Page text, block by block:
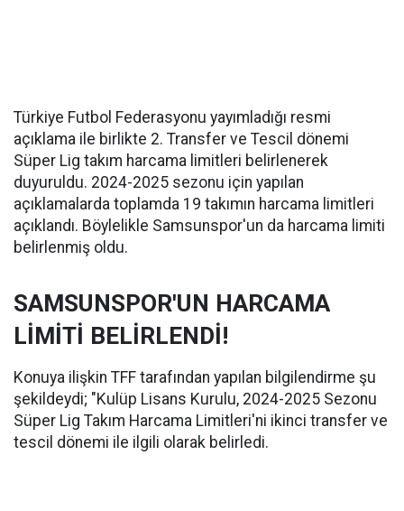
Türkiye Futbol Federasyonu yayımladığı resmi
açıklama ile birlikte 2. Transfer ve Tescil dönemi
Süper Lig takım harcama limitleri belirlenerek
duyuruldu. 2024-2025 sezonu için yapılan
açıklamalarda toplamda 19 takımın harcama limitleri
açıklandı. Böylelikle Samsunspor'un da harcama limiti
belirlenmiş oldu.
SAMSUNSPOR'UN HARCAMA
LİMİTİ BELİRLENDİ!
Konuya ilişkin TFF tarafından yapılan bilgilendirme şu
şekildeydi; "Kulüp Lisans Kurulu, 2024-2025 Sezonu
Süper Lig Takım Harcama Limitleri'ni ikinci transfer ve
tescil dönemi ile ilgili olarak belirledi.